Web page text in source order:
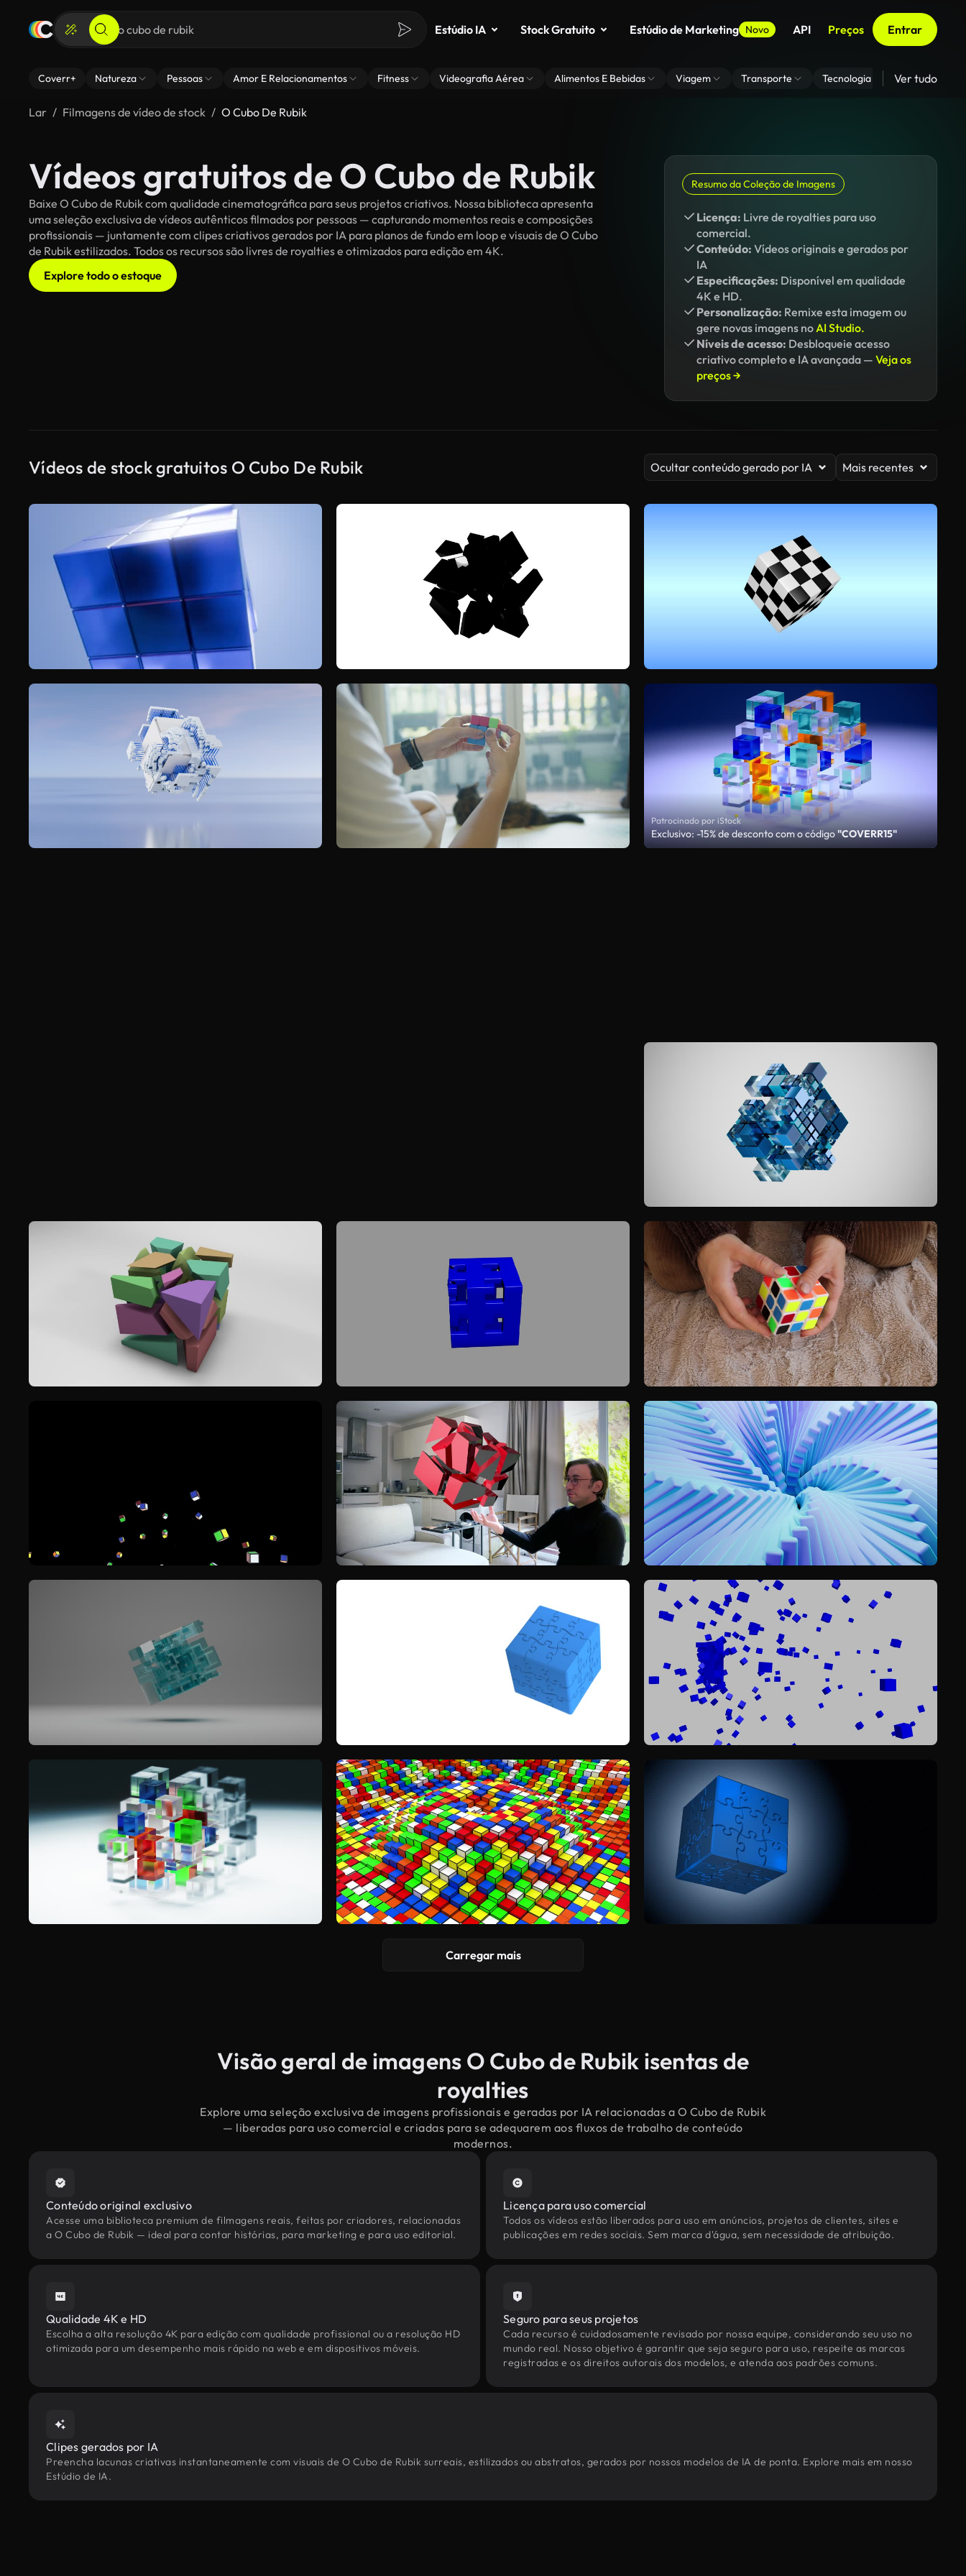
Estúdio IA Stock Gratuito Estúdio de Marketing Novo API Preços Entrar
Coverr+ Natureza Pessoas Amor E Relacionamentos Fitness Videografia Aérea Alimentos E Bebidas Viagem Transporte Tecnologia Zoom De
Ver tudo
Lar Filmagens de vídeo de stock O Cubo De Rubik
Vídeos gratuitos de O Cubo de Rubik
Baixe O Cubo de Rubik com qualidade cinematográfica para seus projetos criativos. Nossa biblioteca apresenta
uma seleção exclusiva de vídeos autênticos filmados por pessoas — capturando momentos reais e composições
profissionais — juntamente com clipes criativos gerados por IA para planos de fundo em loop e visuais de O Cubo
de Rubik estilizados. Todos os recursos são livres de royalties e otimizados para edição em 4K.
Explore todo o estoque
Resumo da Coleção de Imagens
Licença: Livre de royalties para uso
comercial.
Conteúdo: Vídeos originais e gerados por
IA
Especificações: Disponível em qualidade
4K e HD.
Personalização: Remixe esta imagem ou
gere novas imagens noAI Studio.
Níveis de acesso: Desbloqueie acesso
criativo completo e IA avançada — Veja os
preços →
Vídeos de stock gratuitos O Cubo De Rubik Ocultar conteúdo gerado por IA Mais recentes
Patrocinado por iStock
Exclusivo: -15% de desconto com o código"COVERR15"
Carregar mais
Visão geral de imagens O Cubo de Rubik isentas de
royalties
Explore uma seleção exclusiva de imagens profissionais e geradas por IA relacionadas a O Cubo de Rubik
— liberadas para uso comercial e criadas para se adequarem aos fluxos de trabalho de conteúdo
modernos.
Conteúdo original exclusivo
Acesse uma biblioteca premium de filmagens reais, feitas por criadores, relacionadas
a O Cubo de Rubik — ideal para contar histórias, para marketing e para uso editorial.
Licença para uso comercial
Todos os vídeos estão liberados para uso em anúncios, projetos de clientes, sites e
publicações em redes sociais. Sem marca d'água, sem necessidade de atribuição.
Qualidade 4K e HD
Escolha a alta resolução 4K para edição com qualidade profissional ou a resolução HD
otimizada para um desempenho mais rápido na web e em dispositivos móveis.
Seguro para seus projetos
Cada recurso é cuidadosamente revisado por nossa equipe, considerando seu uso no
mundo real. Nosso objetivo é garantir que seja seguro para uso, respeite as marcas
registradas e os direitos autorais dos modelos, e atenda aos padrões comuns.
Clipes gerados por IA
Preencha lacunas criativas instantaneamente com visuais de O Cubo de Rubik surreais, estilizados ou abstratos, gerados por nossos modelos de IA de ponta. Explore mais em nosso
Estúdio de IA.